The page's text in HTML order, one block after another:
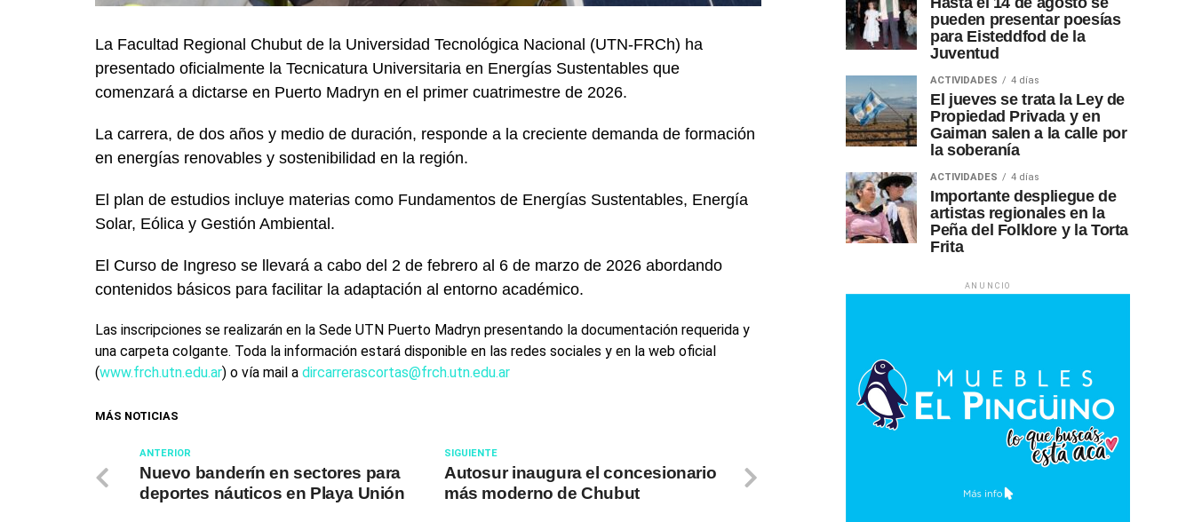
La Facultad Regional Chubut de la Universidad Tecnológica Nacional (UTN-FRCh) ha
presentado oficialmente la Tecnicatura Universitaria en Energías Sustentables que
comenzará a dictarse en Puerto Madryn en el primer cuatrimestre de 2026.
La carrera, de dos años y medio de duración, responde a la creciente demanda de formación
en energías renovables y sostenibilidad en la región.
El plan de estudios incluye materias como Fundamentos de Energías Sustentables, Energía
Solar, Eólica y Gestión Ambiental.
El Curso de Ingreso se llevará a cabo del 2 de febrero al 6 de marzo de 2026 abordando
contenidos básicos para facilitar la adaptación al entorno académico.
Las inscripciones se realizarán en la Sede UTN Puerto Madryn presentando la documentación requerida y
una carpeta colgante. Toda la información estará disponible en las redes sociales y en la web oficial
(www.frch.utn.edu.ar) o vía mail a dircarrerascortas@frch.utn.edu.ar
MÁS NOTICIAS
SIGUIENTE
Autosur inaugura el concesionario
más moderno de Chubut
ANTERIOR
Nuevo banderín en sectores para
deportes náuticos en Playa Unión
pueden presentar poesías
para Eisteddfod de la
Juventud
ACTIVIDADES 4 días
El jueves se trata la Ley de
Propiedad Privada y en
Gaiman salen a la calle por
la soberanía
ACTIVIDADES 4 días
Importante despliegue de
artistas regionales en la
Peña del Folklore y la Torta
Frita
ANUNCIO